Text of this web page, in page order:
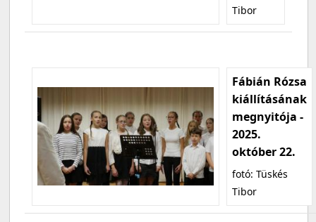
Tibor
Fábián Rózsa
kiállításának
megnyitója -
2025.
október 22.
fotó: Tüskés
Tibor